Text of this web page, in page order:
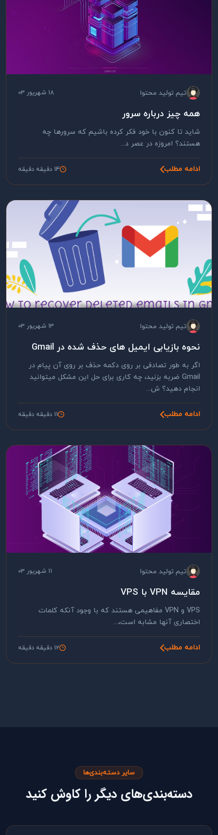
تیم تولید محتوا 18 شهریور 03
همه چیز درباره سرور
شاید تا کنون با خود فکر کرده باشیم که سرورها چه
هستند؟ امروزه در عصر د...
ادامه مطلب 14 دقیقه دقیقه
تیم تولید محتوا 13 شهریور 03
نحوه بازیابی ایمیل های حذف شده در Gmail
اگر به طور تصادفی بر روی دکمه حذف بر روی آن پیام در
Gmail ضربه بزنید، چه کاری برای حل این مشکل میتوانید
انجام دهید؟ ش...
ادامه مطلب 11 دقیقه دقیقه
تیم تولید محتوا 11 شهریور 03
مقایسه VPN با VPS
VPS و VPN مفاهیمی هستند که با وجود آنکه کلمات
اختصاری آنها مشابه است،...
ادامه مطلب 12 دقیقه دقیقه
سایر دسته‌بندی‌ها
دسته‌بندی‌های دیگر را کاوش کنید